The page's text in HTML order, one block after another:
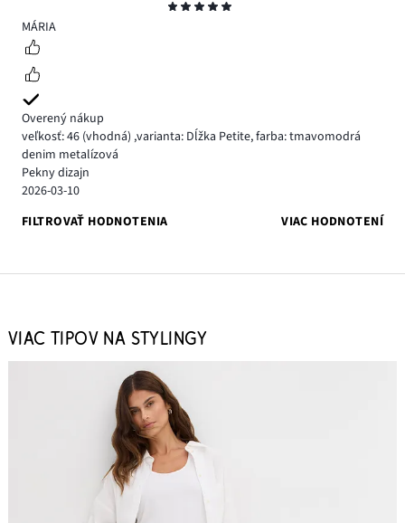
5
MÁRIA
Overený nákup
veľkosť: 46 (vhodná) ,varianta: Dĺžka Petite,farba: tmavomodrá
denim metalízová
Pekny dizajn
2026-03-10
FILTROVAŤ HODNOTENIA
VIAC HODNOTENÍ
VIAC TIPOV NA STYLINGY